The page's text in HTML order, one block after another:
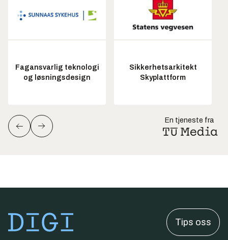
Fagansvarlig teknologi
og løsningsdesign
Sikkerhetsarkitekt
Skyplattform
En tjeneste fra
Tips oss